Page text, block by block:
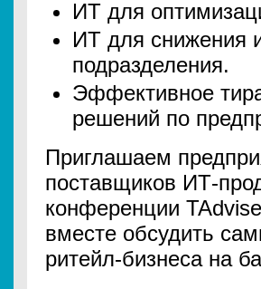
ИТ для
ИТ для снижения
подразделения.
Эффективное
решений по
Приглашаем
поставщиков ИТ-
конференции
вместе обсудить
ритейл-бизнеса на